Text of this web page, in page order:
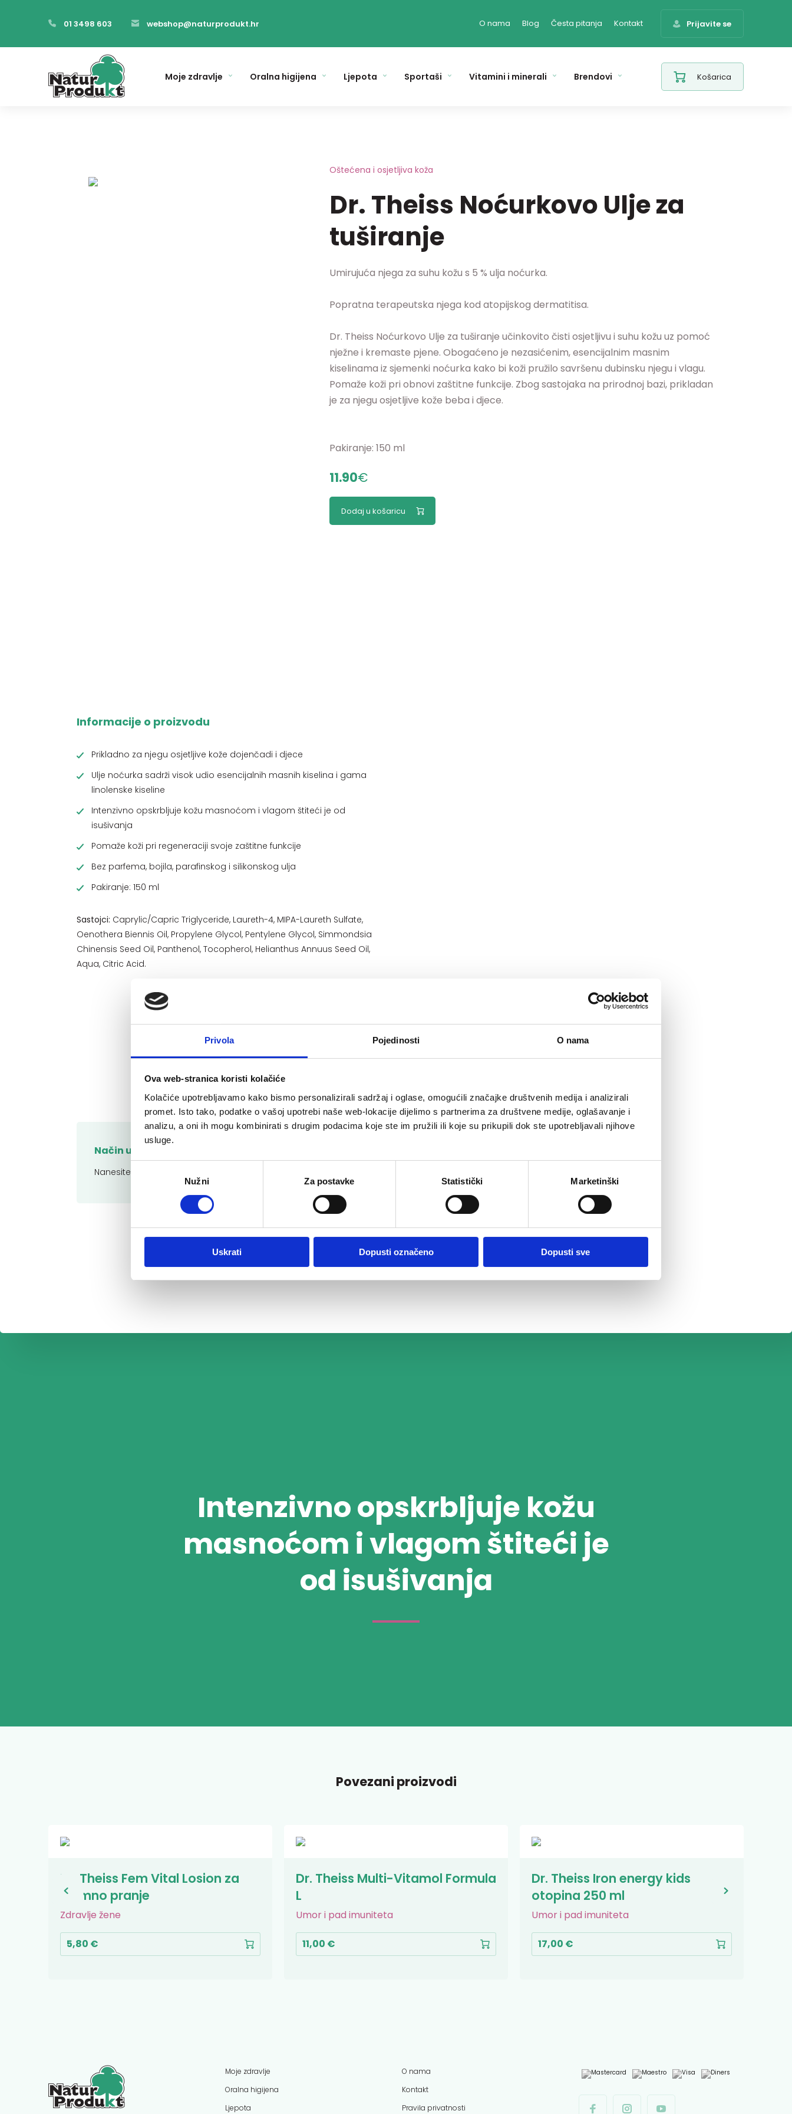
Privola Pojedinosti O nama
Ova web-stranica koristi kolačiće
Kolačiće upotrebljavamo kako bismo personalizirali sadržaj i oglase, omogućili značajke društvenih medija i analizirali
promet. Isto tako, podatke o vašoj upotrebi naše web-lokacije dijelimo s partnerima za društvene medije, oglašavanje i
analizu, a oni ih mogu kombinirati s drugim podacima koje ste im pružili ili koje su prikupili dok ste upotrebljavali njihove
usluge.
Nužni Za postavke Statistički Marketinški
Uskrati Dopusti označeno Dopusti sve
01 3498 603 webshop@naturprodukt.hr O nama Blog Česta pitanja Kontakt Prijavite se
Moje zdravlje Oralna higijena Ljepota Sportaši Vitamini i minerali Brendovi Košarica
Oštećena i osjetljiva koža
Dr. Theiss Noćurkovo Ulje za
tuširanje
Umirujuća njega za suhu kožu s 5 % ulja noćurka.
Popratna terapeutska njega kod atopijskog dermatitisa.
Dr. Theiss Noćurkovo Ulje za tuširanje učinkovito čisti osjetljivu i suhu kožu uz pomoć
nježne i kremaste pjene. Obogaćeno je nezasićenim, esencijalnim masnim
kiselinama iz sjemenki noćurka kako bi koži pružilo savršenu dubinsku njegu i vlagu.
Pomaže koži pri obnovi zaštitne funkcije. Zbog sastojaka na prirodnoj bazi, prikladan
je za njegu osjetljive kože beba i djece.
Pakiranje: 150 ml
11.90€
Dodaj u košaricu
Informacije o proizvodu
Prikladno za njegu osjetljive kože dojenčadi i djece
Ulje noćurka sadrži visok udio esencijalnih masnih kiselina i gama
linolenske kiseline
Intenzivno opskrbljuje kožu masnoćom i vlagom štiteći je od
isušivanja
Pomaže koži pri regeneraciji svoje zaštitne funkcije
Bez parfema, bojila, parafinskog i silikonskog ulja
Pakiranje: 150 ml
Sastojci: Caprylic/Capric Triglyceride, Laureth-4, MIPA-Laureth Sulfate,
Oenothera Biennis Oil, Propylene Glycol, Pentylene Glycol, Simmondsia
Chinensis Seed Oil, Panthenol, Tocopherol, Helianthus Annuus Seed Oil,
Aqua, Citric Acid.
Način uporabe:
Nanesite na vlažnu kožu stvarajući kremastu pjenu i isperite.
Intenzivno opskrbljuje kožu
masnoćom i vlagom štiteći je
od isušivanja
Povezani proizvodi
Dr. Theiss Fem Vital Losion za
intimno pranje
Zdravlje žene
5,80 €
Dr. Theiss Multi-Vitamol Formula
L
Umor i pad imuniteta
11,00 €
Dr. Theiss Iron energy kids
otopina 250 ml
Umor i pad imuniteta
17,00 €
Moje zdravlje
Oralna higijena
Ljepota
O nama
Kontakt
Pravila privatnosti